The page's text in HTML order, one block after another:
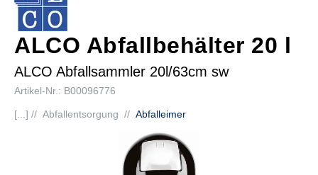
ALCO Abfallbehälter 20 l
ALCO Abfallsammler 20l/63cm sw
Artikel-Nr.: B00096776
[...] // Abfallentsorgung // Abfalleimer